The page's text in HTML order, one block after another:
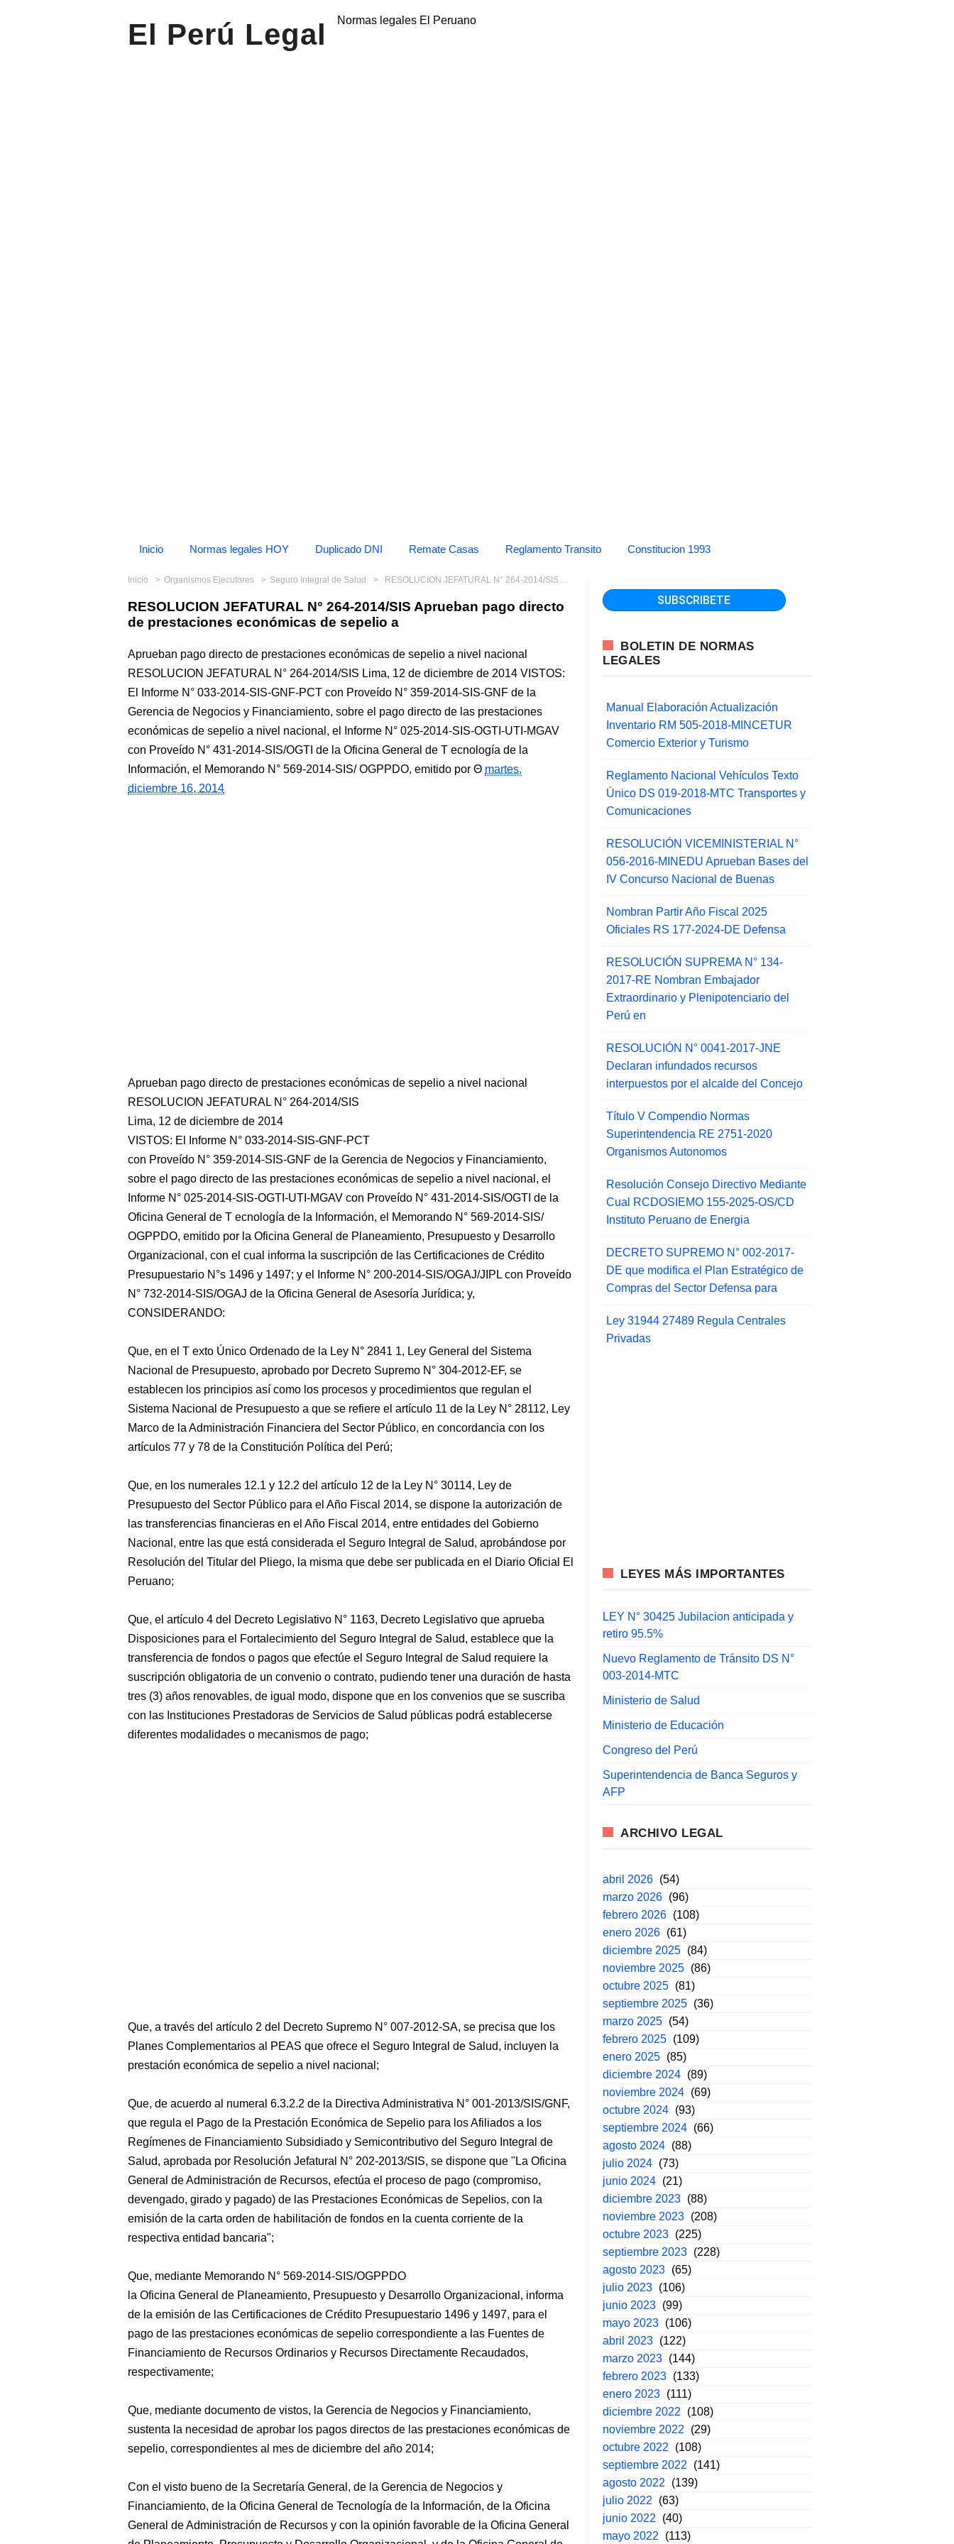
El Perú Legal Normas legales El Peruano
Inicio Normas legales HOY Duplicado DNI Remate Casas Reglamento Transito Constitucion 1993
Inicio Organismos Ejecutores Seguro Integral de Salud RESOLUCION JEFATURAL N° 264-2014/SIS Aprueban pago directo de prestaciones económicas de sepelio a
RESOLUCION JEFATURAL N° 264-2014/SIS Aprueban pago directo
de prestaciones económicas de sepelio a
Aprueban pago directo de prestaciones económicas de sepelio a nivel nacional
RESOLUCION JEFATURAL N° 264-2014/SIS Lima, 12 de diciembre de 2014 VISTOS:
El Informe N° 033-2014-SIS-GNF-PCT con Proveído N° 359-2014-SIS-GNF de la
Gerencia de Negocios y Financiamiento, sobre el pago directo de las prestaciones
económicas de sepelio a nivel nacional, el Informe N° 025-2014-SIS-OGTI-UTI-MGAV
con Proveído N° 431-2014-SIS/OGTI de la Oficina General de T ecnología de la
Información, el Memorando N° 569-2014-SIS/ OGPPDO, emitido por
martes,
diciembre 16, 2014
Aprueban pago directo de prestaciones económicas de sepelio a nivel nacional
RESOLUCION JEFATURAL N° 264-2014/SIS
Lima, 12 de diciembre de 2014
VISTOS: El Informe N° 033-2014-SIS-GNF-PCT
con Proveído N° 359-2014-SIS-GNF de la Gerencia de Negocios y Financiamiento,
sobre el pago directo de las prestaciones económicas de sepelio a nivel nacional, el
Informe N° 025-2014-SIS-OGTI-UTI-MGAV con Proveído N° 431-2014-SIS/OGTI de la
Oficina General de T ecnología de la Información, el Memorando N° 569-2014-SIS/
OGPPDO, emitido por la Oficina General de Planeamiento, Presupuesto y Desarrollo
Organizacional, con el cual informa la suscripción de las Certificaciones de Crédito
Presupuestario N°s 1496 y 1497; y el Informe N° 200-2014-SIS/OGAJ/JIPL con Proveído
N° 732-2014-SIS/OGAJ de la Oficina General de Asesoría Jurídica; y,
CONSIDERANDO:
Que, en el T exto Único Ordenado de la Ley N° 2841 1, Ley General del Sistema
Nacional de Presupuesto, aprobado por Decreto Supremo N° 304-2012-EF, se
establecen los principios así como los procesos y procedimientos que regulan el
Sistema Nacional de Presupuesto a que se refiere el artículo 11 de la Ley N° 28112, Ley
Marco de la Administración Financiera del Sector Público, en concordancia con los
artículos 77 y 78 de la Constitución Política del Perú;
Que, en los numerales 12.1 y 12.2 del artículo 12 de la Ley N° 30114, Ley de
Presupuesto del Sector Público para el Año Fiscal 2014, se dispone la autorización de
las transferencias financieras en el Año Fiscal 2014, entre entidades del Gobierno
Nacional, entre las que está considerada el Seguro Integral de Salud, aprobándose por
Resolución del Titular del Pliego, la misma que debe ser publicada en el Diario Oficial El
Peruano;
Que, el artículo 4 del Decreto Legislativo N° 1163, Decreto Legislativo que aprueba
Disposiciones para el Fortalecimiento del Seguro Integral de Salud, establece que la
transferencia de fondos o pagos que efectúe el Seguro Integral de Salud requiere la
suscripción obligatoria de un convenio o contrato, pudiendo tener una duración de hasta
tres (3) años renovables, de igual modo, dispone que en los convenios que se suscriba
con las Instituciones Prestadoras de Servicios de Salud públicas podrá establecerse
diferentes modalidades o mecanismos de pago;
Que, a través del artículo 2 del Decreto Supremo N° 007-2012-SA, se precisa que los
Planes Complementarios al PEAS que ofrece el Seguro Integral de Salud, incluyen la
prestación económica de sepelio a nivel nacional;
Que, de acuerdo al numeral 6.3.2.2 de la Directiva Administrativa N° 001-2013/SIS/GNF,
que regula el Pago de la Prestación Económica de Sepelio para los Afiliados a los
Regímenes de Financiamiento Subsidiado y Semicontributivo del Seguro Integral de
Salud, aprobada por Resolución Jefatural N° 202-2013/SIS, se dispone que "La Oficina
General de Administración de Recursos, efectúa el proceso de pago (compromiso,
devengado, girado y pagado) de las Prestaciones Económicas de Sepelios, con la
emisión de la carta orden de habilitación de fondos en la cuenta corriente de la
respectiva entidad bancaria";
Que, mediante Memorando N° 569-2014-SIS/OGPPDO
la Oficina General de Planeamiento, Presupuesto y Desarrollo Organizacional, informa
de la emisión de las Certificaciones de Crédito Presupuestario 1496 y 1497, para el
pago de las prestaciones económicas de sepelio correspondiente a las Fuentes de
Financiamiento de Recursos Ordinarios y Recursos Directamente Recaudados,
respectivamente;
Que, mediante documento de vistos, la Gerencia de Negocios y Financiamiento,
sustenta la necesidad de aprobar los pagos directos de las prestaciones económicas de
sepelio, correspondientes al mes de diciembre del año 2014;
Con el visto bueno de la Secretaría General, de la Gerencia de Negocios y
Financiamiento, de la Oficina General de Tecnología de la Información, de la Oficina
General de Administración de Recursos y con la opinión favorable de la Oficina General
BOLETIN DE NORMAS
LEGALES
Manual Elaboración Actualización
Inventario RM 505-2018-MINCETUR
Comercio Exterior y Turismo
Reglamento Nacional Vehículos Texto
Único DS 019-2018-MTC Transportes y
Comunicaciones
RESOLUCIÓN VICEMINISTERIAL N°
056-2016-MINEDU Aprueban Bases del
IV Concurso Nacional de Buenas
Nombran Partir Año Fiscal 2025
Oficiales RS 177-2024-DE Defensa
RESOLUCIÓN SUPREMA N° 134-
2017-RE Nombran Embajador
Extraordinario y Plenipotenciario del
Perú en
RESOLUCIÓN N° 0041-2017-JNE
Declaran infundados recursos
interpuestos por el alcalde del Concejo
Título V Compendio Normas
Superintendencia RE 2751-2020
Organismos Autonomos
Resolución Consejo Directivo Mediante
Cual RCDOSIEMO 155-2025-OS/CD
Instituto Peruano de Energia
DECRETO SUPREMO N° 002-2017-
DE que modifica el Plan Estratégico de
Compras del Sector Defensa para
Ley 31944 27489 Regula Centrales
Privadas
LEYES MÁS IMPORTANTES
LEY N° 30425 Jubilacion anticipada y
retiro 95.5%
Nuevo Reglamento de Tránsito DS N°
003-2014-MTC
Ministerio de Salud
Ministerio de Educación
Congreso del Perú
Superintendencia de Banca Seguros y
AFP
ARCHIVO LEGAL
abril 2026 (54)
marzo 2026 (96)
febrero 2026 (108)
enero 2026 (61)
diciembre 2025 (84)
noviembre 2025 (86)
octubre 2025 (81)
septiembre 2025 (36)
marzo 2025 (54)
febrero 2025 (109)
enero 2025 (85)
diciembre 2024 (89)
noviembre 2024 (69)
octubre 2024 (93)
septiembre 2024 (66)
agosto 2024 (88)
julio 2024 (73)
junio 2024 (21)
diciembre 2023 (88)
noviembre 2023 (208)
octubre 2023 (225)
septiembre 2023 (228)
agosto 2023 (65)
julio 2023 (106)
junio 2023 (99)
mayo 2023 (106)
abril 2023 (122)
marzo 2023 (144)
febrero 2023 (133)
enero 2023 (111)
diciembre 2022
(108)
noviembre 2022
(29)
octubre 2022
(108)
septiembre 2022
(141)
agosto 2022
(139)
julio 2022
(63)
junio 2022
(40)
mayo 2022
(113)